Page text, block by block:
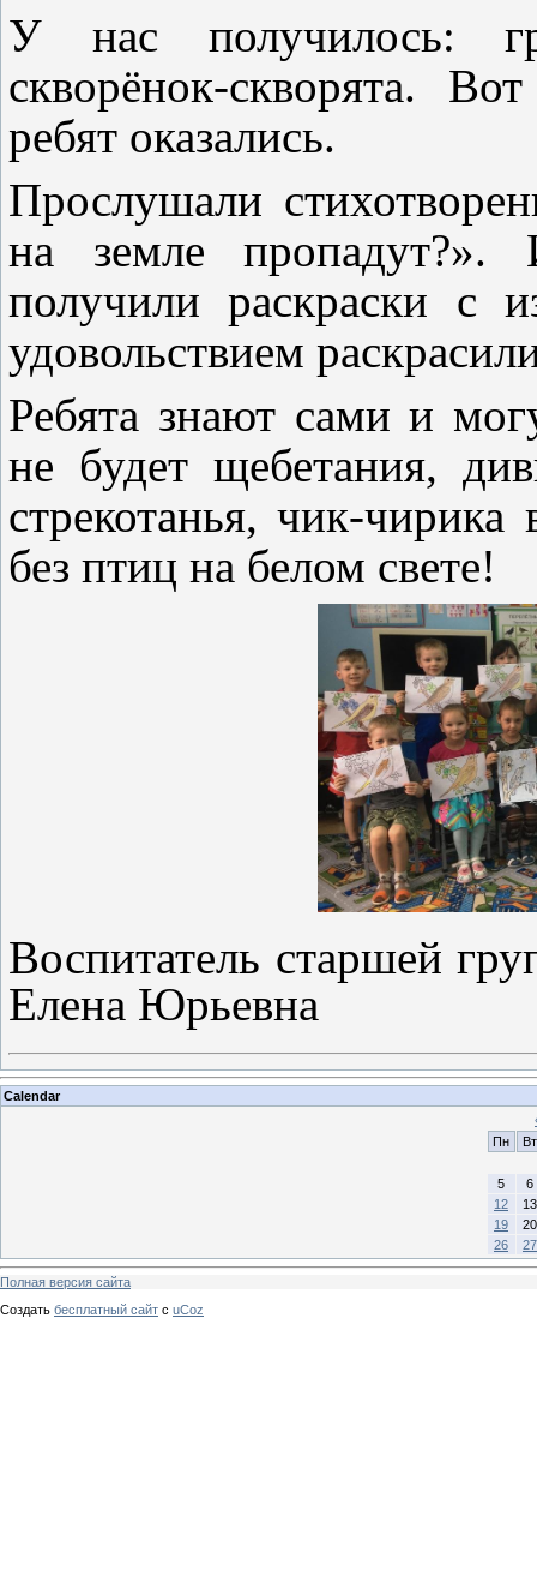
У нас получилось:
скворёнок-скворята.
ребят оказались.
Прослушали
на земле
получили раскраски с
удовольствием
Ребята знают сами и
не будет щебетания,
стрекотанья, чик-
без птиц на белом свете!
Воспитатель старшей
Елена Юрьевна
Calendar
Пн
Вт
5
6
12
13
19
20
26
27
Полная версия сайта
Создать бесплатный сайт с uCoz